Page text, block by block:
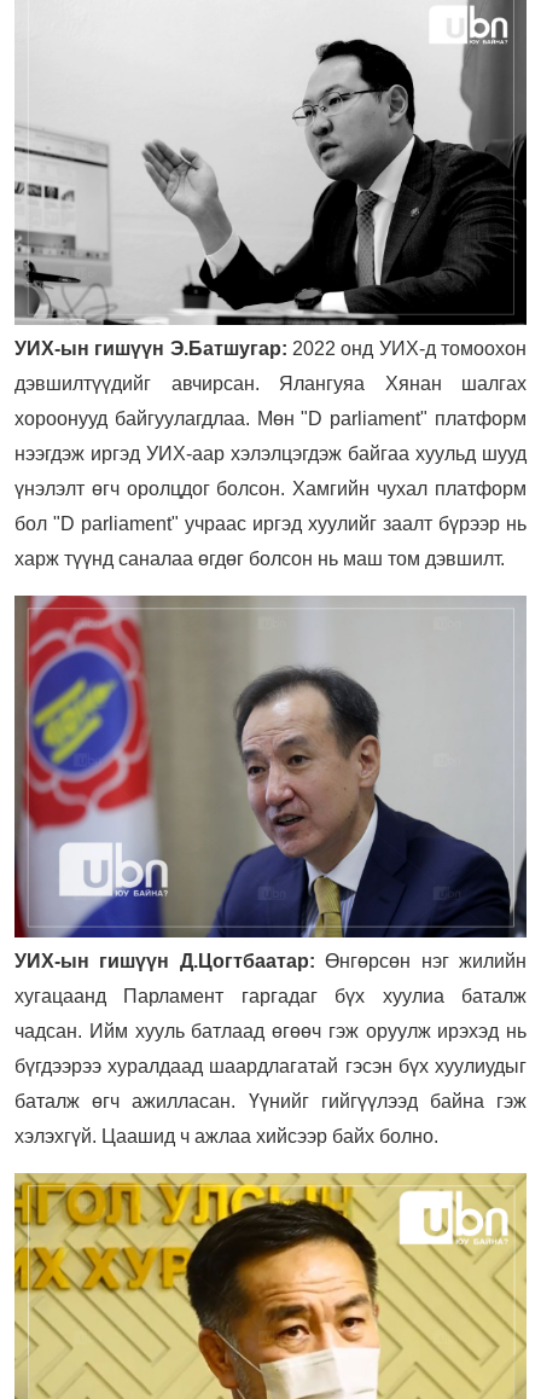
УИХ-ын гишүүн Э.Батшугар: 2022 онд УИХ-д томоохон
дэвшилтүүдийг авчирсан. Ялангуяа Хянан шалгах
хороонууд байгуулагдлаа. Мөн "D parliament" платформ
нээгдэж иргэд УИХ-аар хэлэлцэгдэж байгаа хуульд шууд
үнэлэлт өгч оролцдог болсон. Хамгийн чухал платформ
бол "D parliament" учраас иргэд хуулийг заалт бүрээр нь
харж түүнд саналаа өгдөг болсон нь маш том дэвшилт.
УИХ-ын гишүүн Д.Цогтбаатар: Өнгөрсөн нэг жилийн
хугацаанд Парламент гаргадаг бүх хуулиа баталж
чадсан. Ийм хууль батлаад өгөөч гэж оруулж ирэхэд нь
бүгдээрээ хуралдаад шаардлагатай гэсэн бүх хуулиудыг
баталж өгч ажилласан. Үүнийг гийгүүлээд байна гэж
хэлэхгүй. Цаашид ч ажлаа хийсээр байх болно.